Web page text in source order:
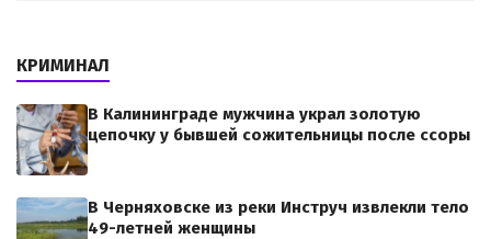
КРИМИНАЛ
В Калининграде мужчина украл золотую
цепочку у бывшей сожительницы после ссоры
В Черняховске из реки Инструч извлекли тело
49-летней женщины